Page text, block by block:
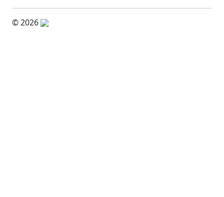
© 2026